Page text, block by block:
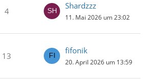
4
Shardzzz
11. Mai 2026 um 23:02
13
fifonik
20. April 2026 um 13:59